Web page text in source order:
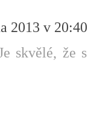
2013 v 20:40
skvělé, že